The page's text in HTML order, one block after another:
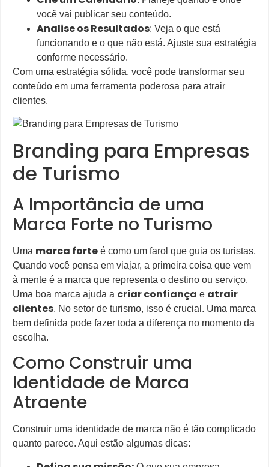
você vai publicar seu conteúdo.
Analise os Resultados: Veja o que está
funcionando e o que não está. Ajuste sua estratégia
conforme necessário.
Com uma estratégia sólida, você pode transformar seu
conteúdo em uma ferramenta poderosa para atrair
clientes.
Branding para Empresas
de Turismo
A Importância de uma
Marca Forte no Turismo
Uma marca forte é como um farol que guia os turistas.
Quando você pensa em viajar, a primeira coisa que vem
à mente é a marca que representa o destino ou serviço.
Uma boa marca ajuda a criar confiança e atrair
clientes. No setor de turismo, isso é crucial. Uma marca
bem definida pode fazer toda a diferença no momento da
escolha.
Como Construir uma
Identidade de Marca
Atraente
Construir uma identidade de marca não é tão complicado
quanto parece. Aqui estão algumas dicas: